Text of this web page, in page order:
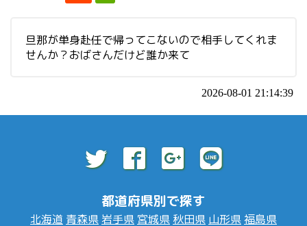
旦那が単身赴任で帰ってこないので相手してくれま
せんか？おばさんだけど誰か来て
2026-08-01 21:14:39
都道府県別で探す
北海道 青森県 岩手県 宮城県 秋田県 山形県福島県